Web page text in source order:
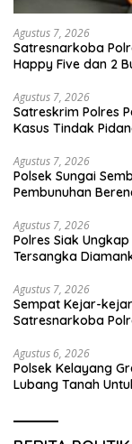
Agustus 7, 2026
Satresnarkoba
Happy Five dan 2
Agustus 7, 2026
Satreskrim Polres
Kasus Tindak
Agustus 7, 2026
Polsek Sungai
Pembunuhan
Agustus 7, 2026
Polres Siak
Tersangka
Agustus 7, 2026
Sempat Kejar-
Satresnarkoba
Agustus 6, 2026
Polsek Kelayang
Lubang Tanah